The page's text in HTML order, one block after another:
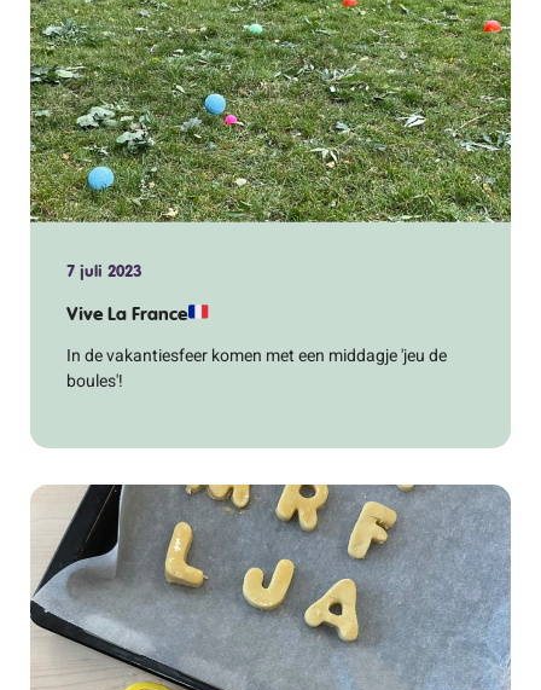
7 juli 2023
Vive La France
In de vakantiesfeer komen met een middagje 'jeu de
boules'!